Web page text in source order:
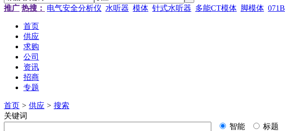
推广 热搜： 电气安全分析仪 水听器 模体 针式水听器 多能CT模体 脚模体 071B
首页
供应
求购
公司
资讯
招商
专题
首页 > 供应 > 搜索
关键词
智能
标题